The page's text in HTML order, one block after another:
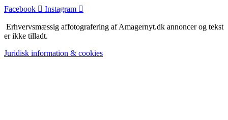
Facebook Instagram
Erhvervsmæssig affotografering af Amagernyt.dk annoncer og tekst
er ikke tilladt.
Juridisk information & cookies